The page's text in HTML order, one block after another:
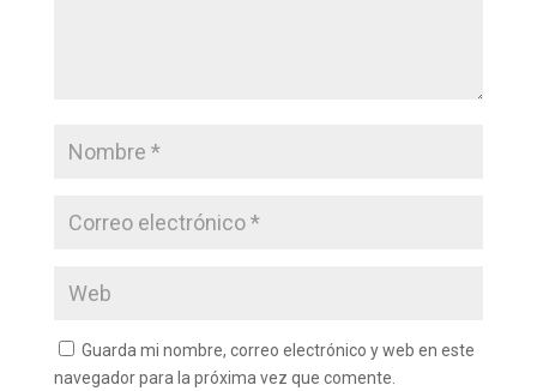
Guarda mi nombre, correo electrónico y web en este
navegador para la próxima vez que comente.